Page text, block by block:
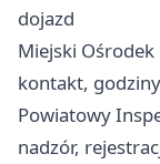
dojazd
Miejski Ośrodek
kontakt,
Powiatowy
nadzór,